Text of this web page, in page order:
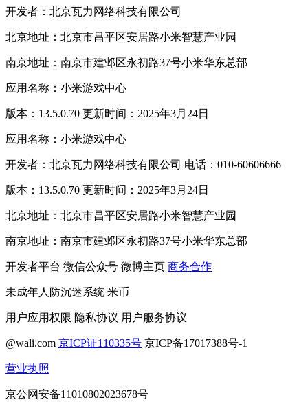
开发者：北京瓦力网络科技有限公司
北京地址：北京市昌平区安居路小米智慧产业园
南京地址：南京市建邺区永初路37号小米华东总部
应用名称：小米游戏中心
版本：13.5.0.70 更新时间：2025年3月24日
应用名称：小米游戏中心
开发者：北京瓦力网络科技有限公司 电话：010-60606666
版本：13.5.0.70 更新时间：2025年3月24日
北京地址：北京市昌平区安居路小米智慧产业园
南京地址：南京市建邺区永初路37号小米华东总部
开发者平台 微信公众号 微博主页 商务合作
未成年人防沉迷系统 米币
用户应用权限 隐私协议 用户服务协议
@wali.com 京ICP证110335号 京ICP备17017388号-1
营业执照
京公网安备11010802023678号